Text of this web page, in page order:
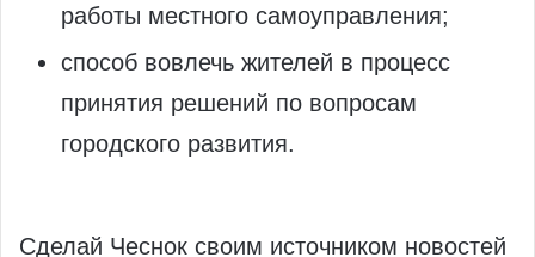
работы местного самоуправления;
способ вовлечь жителей в процесс
принятия решений по вопросам
городского развития.
Сделай Чеснок своим источником новостей